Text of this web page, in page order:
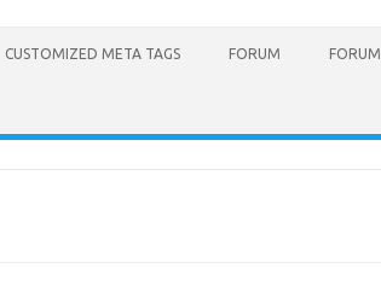
CUSTOMIZED META TAGS FORUM FORUM